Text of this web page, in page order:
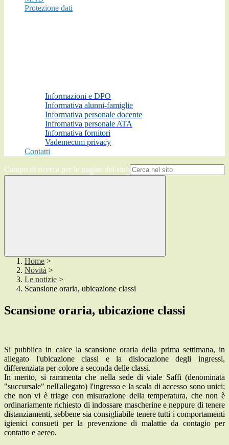
Protezione dati
Informazioni e DPO
Informativa alunni-famiglie
Informativa personale docente
Infromativa personale ATA
Informativa fornitori
Vademecum privacy
Contatti
Campo di ricerca per le pagine del sito
Home >
Novità >
Le notizie >
Scansione oraria, ubicazione classi
Scansione oraria, ubicazione classi
Si pubblica in calce la scansione oraria della prima settimana, in
allegato l'ubicazione classi e la dislocazione degli ingressi,
differenziata per colore a seconda delle classi.
In merito, si rammenta che nella sede di viale Saffi (denominata
"succursale" nell'allegato) l'ingresso e la scala di accesso sono unici;
che non vi è triage con misurazione della temperatura, che non è
ordinariamente richiesto di indossare mascherine e neppure di tenere
distanziamenti, sebbene sia consigliabile tenere tutti i comportamenti
igienici consueti per la prevenzione di malattie da contagio per
contatto e aereo.